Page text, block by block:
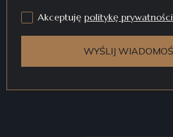
Akceptuję politykę prywatności